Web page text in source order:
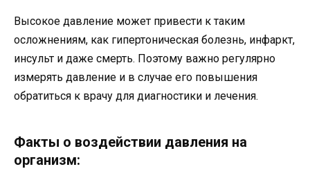
Высокое давление может привести к таким
осложнениям, как гипертоническая болезнь, инфаркт,
инсульт и даже смерть. Поэтому важно регулярно
измерять давление и в случае его повышения
обратиться к врачу для диагностики и лечения.
Факты о воздействии давления на
организм: